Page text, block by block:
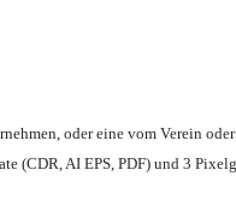
oder eine vom Verein
(CDR, AI EPS, PDF) und 3